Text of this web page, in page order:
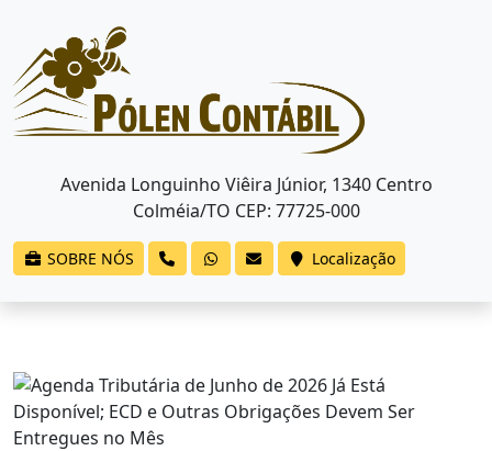
Avenida Longuinho Viêira Júnior, 1340 Centro
Colméia/TO CEP: 77725-000
SOBRE NÓS Localização